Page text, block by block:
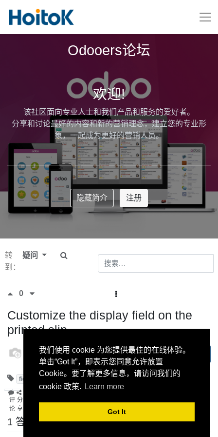
我们使用 cookie 为您提供最佳的在线体验。
单击“Got It”，即表示您同意允许放置
Cookie。要了解更多信息，请访问我们的
cookie 政策.
Learn more
Got It
Odooers论坛
欢迎!
该社区面向专业人士和我们产品和服务的爱好者。
分享和讨论最好的内容和新的营销理念，建立您的专业形
象，一起成为更好的营销人员。
隐藏简介 注册
转
到：
疑问
0
Customize the display field on the
printed slip
odoo
8 六月
2021
fields
评
论
分
享
1 答案